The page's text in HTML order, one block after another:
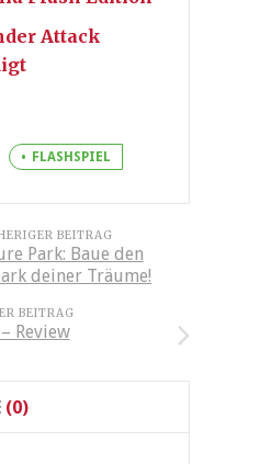
Attack
FLASHSPIEL
BEITRAG
Park: Baue den
deiner Träume!
BEITRAG
Review
(0)